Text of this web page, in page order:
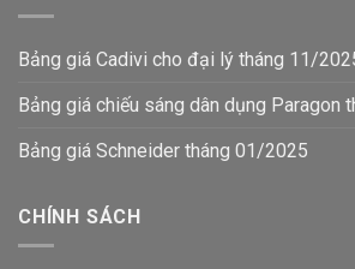
Bảng giá Cadivi cho đại lý tháng 11/
Bảng giá chiếu sáng dân dụng Paragon
Bảng giá Schneider tháng 01/2025
CHÍNH SÁCH